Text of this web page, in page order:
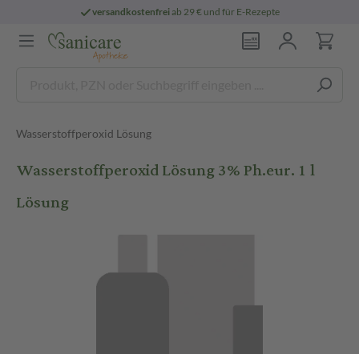
versandkostenfreiab 29 € und für E-Rezepte
Wasserstoffperoxid Lösung
Wasserstoffperoxid Lösung 3% Ph.eur. 1 l
Lösung